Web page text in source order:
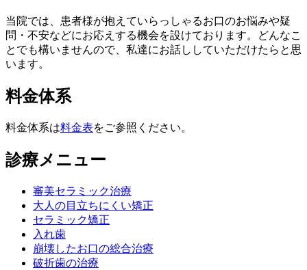
当院では、患者様が抱えていらっしゃるお口のお悩みや疑
問・不安などにお応えする機会を設けております。どんなこ
とでも構いませんので、私達にお話ししていただけたらと思
います。
料金体系
料金体系は料金表をご参照ください。
診療メニュー
審美セラミック治療
大人の目立ちにくい矯正
セラミック矯正
入れ歯
崩壊したお口の総合治療
破折歯の治療